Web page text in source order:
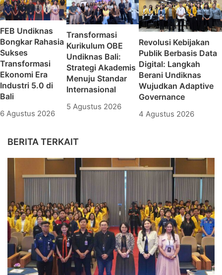
FEB Undiknas
Bongkar Rahasia
Sukses
Transformasi
Ekonomi Era
Industri 5.0 di
Bali
6 Agustus 2026
Transformasi
Kurikulum OBE
Undiknas Bali:
Strategi Akademis
Menuju Standar
Internasional
5 Agustus 2026
Revolusi Kebijakan
Publik Berbasis Data
Digital: Langkah
Berani Undiknas
Wujudkan Adaptive
Governance
4 Agustus 2026
BERITA TERKAIT